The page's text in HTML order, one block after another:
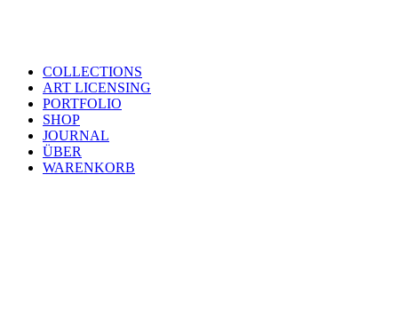
COLLECTIONS
ART LICENSING
PORTFOLIO
SHOP
JOURNAL
ÜBER
WARENKORB